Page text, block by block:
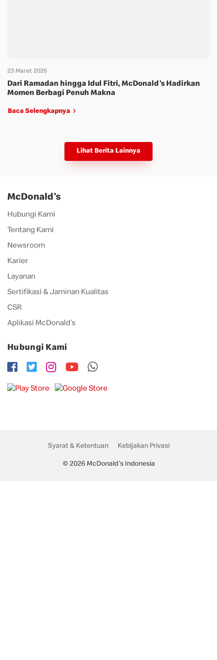
23 Maret 2026
Dari Ramadan hingga Idul Fitri, McDonald's Hadirkan
Momen Berbagi Penuh Makna
Baca Selengkapnya
Lihat Berita Lainnya
McDonald's
Hubungi Kami
Tentang Kami
Newsroom
Karier
Layanan
Sertifikasi & Jaminan Kualitas
CSR
Aplikasi McDonald’s
Hubungi Kami
Syarat & Ketentuan Kebijakan Privasi
© 2026 McDonald's Indonesia